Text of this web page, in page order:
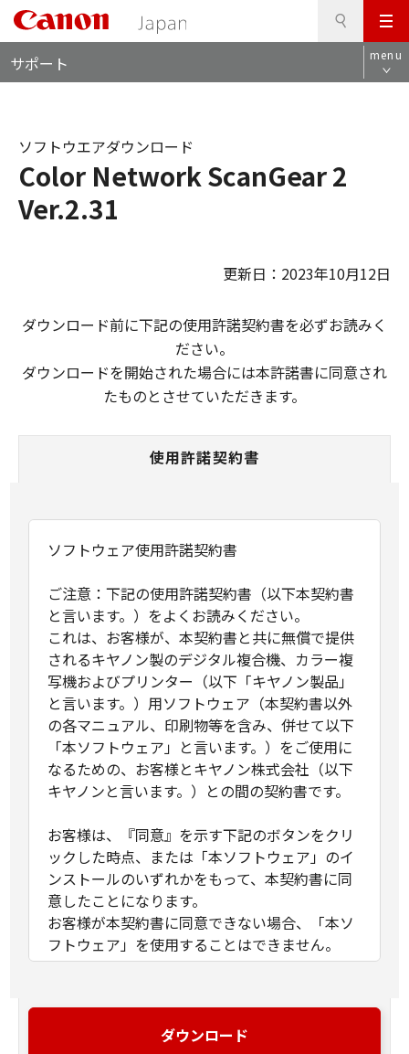
メ
ニ
ュ
サポート menu
Color Network ScanGear 2
Ver.2.31
ソフトウエアダウンロード
更新日：2023年10月12日
ダウンロード前に下記の使用許諾契約書を必ずお読みく
ださい。
ダウンロードを開始された場合には本許諾書に同意され
たものとさせていただきます。
使用許諾契約書
ソフトウェア使用許諾契約書
ご注意：下記の使用許諾契約書（以下本契約書
と言います。）をよくお読みください。
これは、お客様が、本契約書と共に無償で提供
されるキヤノン製のデジタル複合機、カラー複
写機およびプリンター（以下「キヤノン製品」
と言います。）用ソフトウェア（本契約書以外
の各マニュアル、印刷物等を含み、併せて以下
「本ソフトウェア」と言います。）をご使用に
なるための、お客様とキヤノン株式会社（以下
キヤノンと言います。）との間の契約書です。
お客様は、『同意』を示す下記のボタンをクリ
ックした時点、または「本ソフトウェア」のイ
ンストールのいずれかをもって、本契約書に同
意したことになります。
お客様が本契約書に同意できない場合、「本ソ
フトウェア」を使用することはできません。
(1) キヤノンは、お客様が「キヤノン製品」を利
用する目的のために、「キヤノン製品」に直接
ダウンロード